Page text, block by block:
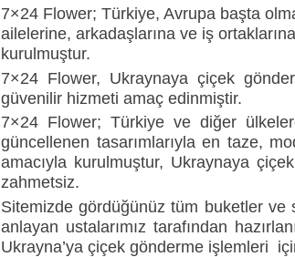
7×24 Flower; Türkiye, Avrupa başta
ailelerine, arkadaşlarına ve iş
kurulmuştur.
7×24 Flower, Ukraynaya çiçek
güvenilir hizmeti amaç edinmiştir.
7×24 Flower; Türkiye ve diğer
güncellenen tasarımlarıyla en taze,
amacıyla kurulmuştur, Ukraynaya
zahmetsiz.
Sitemizde gördüğünüz tüm buketler ve
anlayan ustalarımız tarafından
Ukrayna’ya çiçek gönderme işlemleri